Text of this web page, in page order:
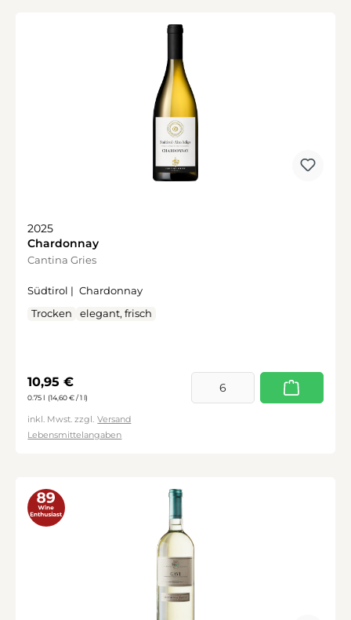
2025
Chardonnay
Cantina Gries
Südtirol | Chardonnay
Trocken
elegant, frisch
Regulärer Preis:
10,95 €
0.75 l (14,60 € / 1 l)
inkl. Mwst. zzgl. Versand
Lebensmittelangaben